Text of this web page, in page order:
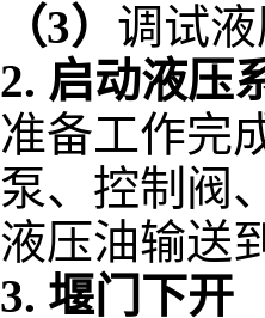
（3） 调试
2. 启动液压
准备工作完
泵、控制阀
液压油输送
3. 堰门下开